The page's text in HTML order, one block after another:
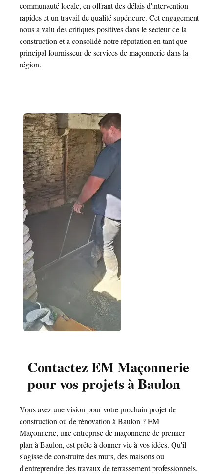
communauté locale, en offrant des délais d'intervention
rapides et un travail de qualité supérieure. Cet engagement
nous a valu des critiques positives dans le secteur de la
construction et a consolidé notre réputation en tant que
principal fournisseur de services de maçonnerie dans la
région.
Contactez EM Maçonnerie
pour vos projets à Baulon
Vous avez une vision pour votre prochain projet de
construction ou de rénovation à Baulon ? EM
Maçonnerie, une entreprise de maçonnerie de premier
plan à Baulon, est prête à donner vie à vos idées. Qu'il
s'agisse de construire des murs, des maisons ou
d'entreprendre des travaux de terrassement professionnels,